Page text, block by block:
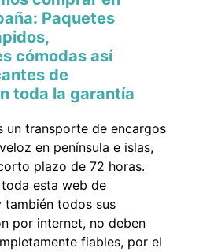
Paquetes
cómodas así
de
toda la garantía
un transporte de encargos
en península e islas,
plazo de 72 horas.
esta web de
también todos sus
por internet, no deben
fiables, por el